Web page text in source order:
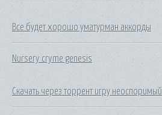
Все будет хорошо уматурман аккорды
Nursery cryme genesis
Скачать через торрент игру неоспоримый